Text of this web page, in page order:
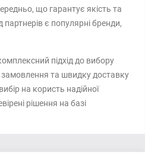
що гарантує якість та
партнерів є популярні бренди,
підхід до вибору
замовлення та швидку доставку
на користь надійної
рішення на базі